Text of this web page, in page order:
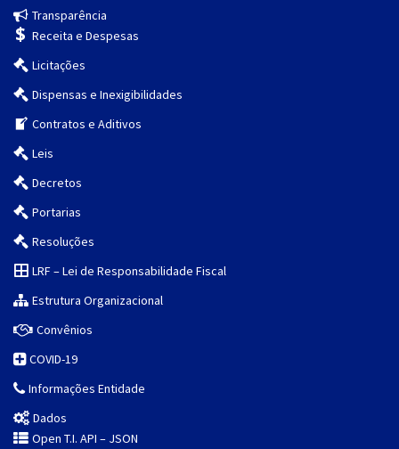
Transparência
Receita e Despesas
Licitações
Dispensas e Inexigibilidades
Contratos e Aditivos
Leis
Decretos
Portarias
Resoluções
LRF – Lei de Responsabilidade Fiscal
Estrutura Organizacional
Convênios
COVID-19
Informações Entidade
Dados
Open T.I. API – JSON